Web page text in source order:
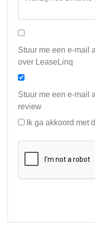
Stuur me een e-mail
over LeaseLinq
Stuur me een e-mail
review
Ik ga akkoord met